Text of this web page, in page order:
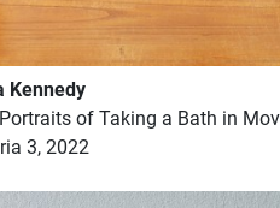
Kennedy
of Taking a Bath in
3, 2022